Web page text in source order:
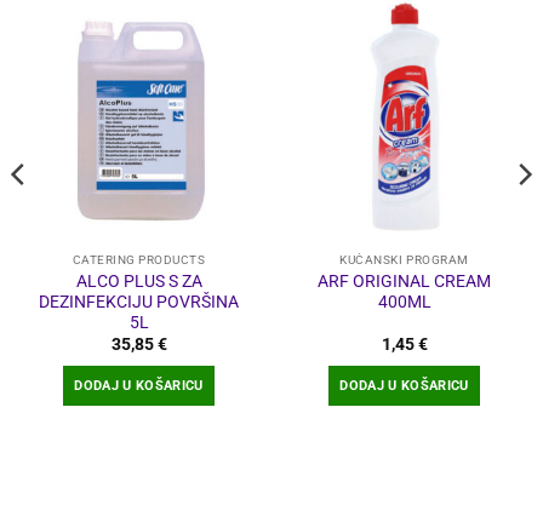
CATERING PRODUCTS
ALCO PLUS S ZA
DEZINFEKCIJU POVRŠINA
5L
35,85€
DODAJ U KOŠARICU
KUĆANSKI PROGRAM
ARF ORIGINAL CREAM
400ML
1,45€
DODAJ U KOŠARICU